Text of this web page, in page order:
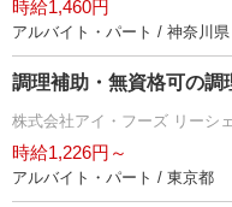
時給1,460円
アルバイト・パート / 神奈川県
調理補助・無資格可の調
株式会社アイ・フーズ リーシ
時給1,226円～
アルバイト・パート / 東京都